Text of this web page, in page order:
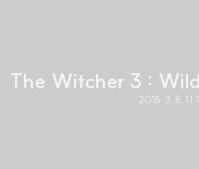
The Witcher 3 :
2015. 3. 8.